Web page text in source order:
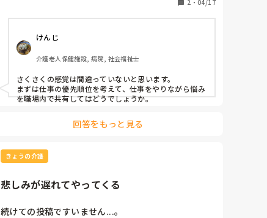
なんか、うーん。先輩に言える立場じゃないし...。
はぁ。困ったもんだ(--;)
2 ・ 04/17
けんじ
介護老人保健施設, 病院, 社会福祉士
さくさくの感覚は間違っていないと思います。
まずは仕事の優先順位を考えて、仕事をやりながら悩み
を職場内で共有してはどうでしょうか。
回答をもっと見る
きょうの介護
悲しみが遅れてやってくる
続けての投稿ですいません...。